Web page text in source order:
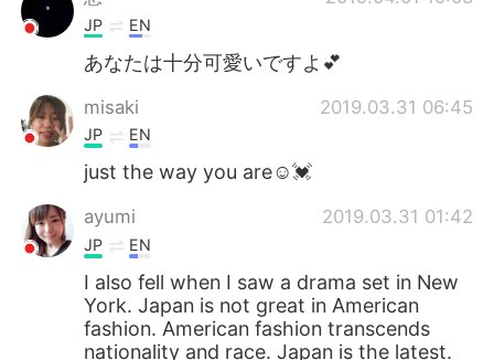
Türkçe
Português
JP EN
あなたは十分可愛いですよ💕
misaki 2019.03.31 06:45
JP EN
just the way you are☺️💓
ayumi 2019.03.31 01:42
JP EN
I also fell when I saw a drama set in New
York. Japan is not great in American
fashion. American fashion transcends
nationality and race. Japan is the latest.